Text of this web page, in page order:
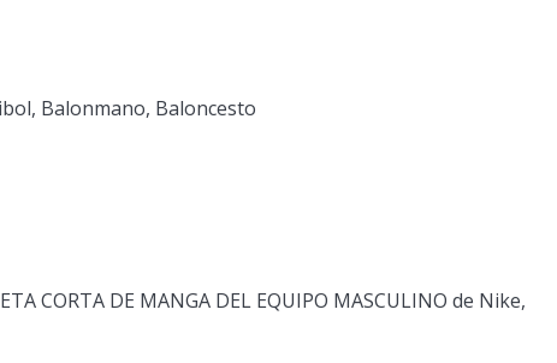
Balonmano, Baloncesto
CORTA DE MANGA DEL EQUIPO MASCULINO de Nike,